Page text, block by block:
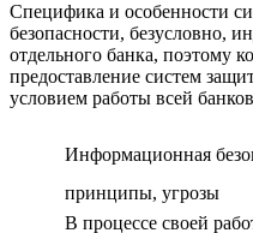
Специфика и особенности
безопасности, безусловно,
отдельного банка, поэтому
предоставление систем
условием работы всей
Информационная
принципы, угрозы
В процессе своей